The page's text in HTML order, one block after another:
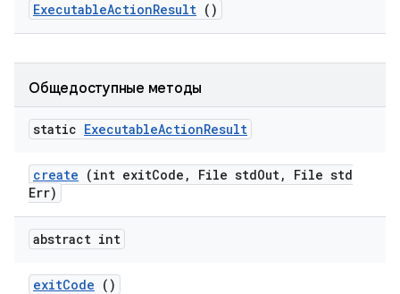
ExecutableActionResult ()
Общедоступные методы
static ExecutableActionResult
create (int exitCode , File stdOut,
File std
Err)
abstract int
exitCode ()